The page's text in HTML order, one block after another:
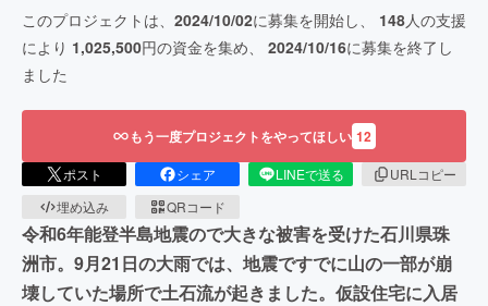
このプロジェクトは、 2024/10/02に募集を開始し、 148人の支援
により 1,025,500円の資金を集め、 2024/10/16に募集を終了し
ました
もう一度プロジェクトをやってほしい 12
ポスト シェア LINEで送る
URLコピー
埋め込み
QRコード
令和6年能登半島地震ので大きな被害を受けた石川県珠
洲市。9月21日の大雨では、地震ですでに山の一部が崩
壊していた場所で土石流が起きました。仮設住宅に入居